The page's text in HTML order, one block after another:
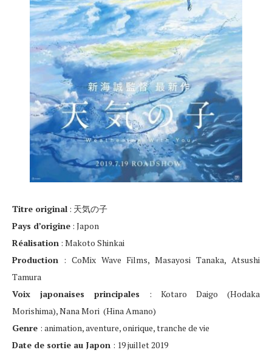
Titre original : 天気の子
Pays d’origine : Japon
Réalisation : Makoto Shinkai
Production : CoMix Wave Films, Masayosi Tanaka, Atsushi
Tamura
Voix japonaises principales : Kotaro Daigo (Hodaka
Morishima), Nana Mori (Hina Amano)
Genre : animation, aventure, onirique, tranche de vie
Date de sortie au Japon : 19 juillet 2019